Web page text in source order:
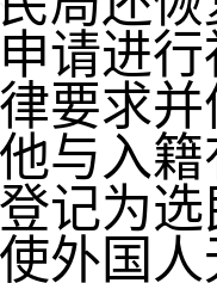
请进
要求
与入
记为
外国